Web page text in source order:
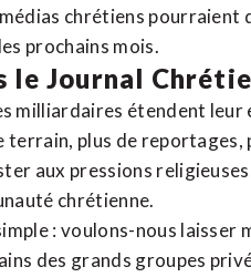
chrétiens pourraient
prochains mois.
le Journal
milliardaires étendent leur
terrain, plus de reportages,
aux pressions
chrétienne.
: voulons-nous laisser
des grands groupes